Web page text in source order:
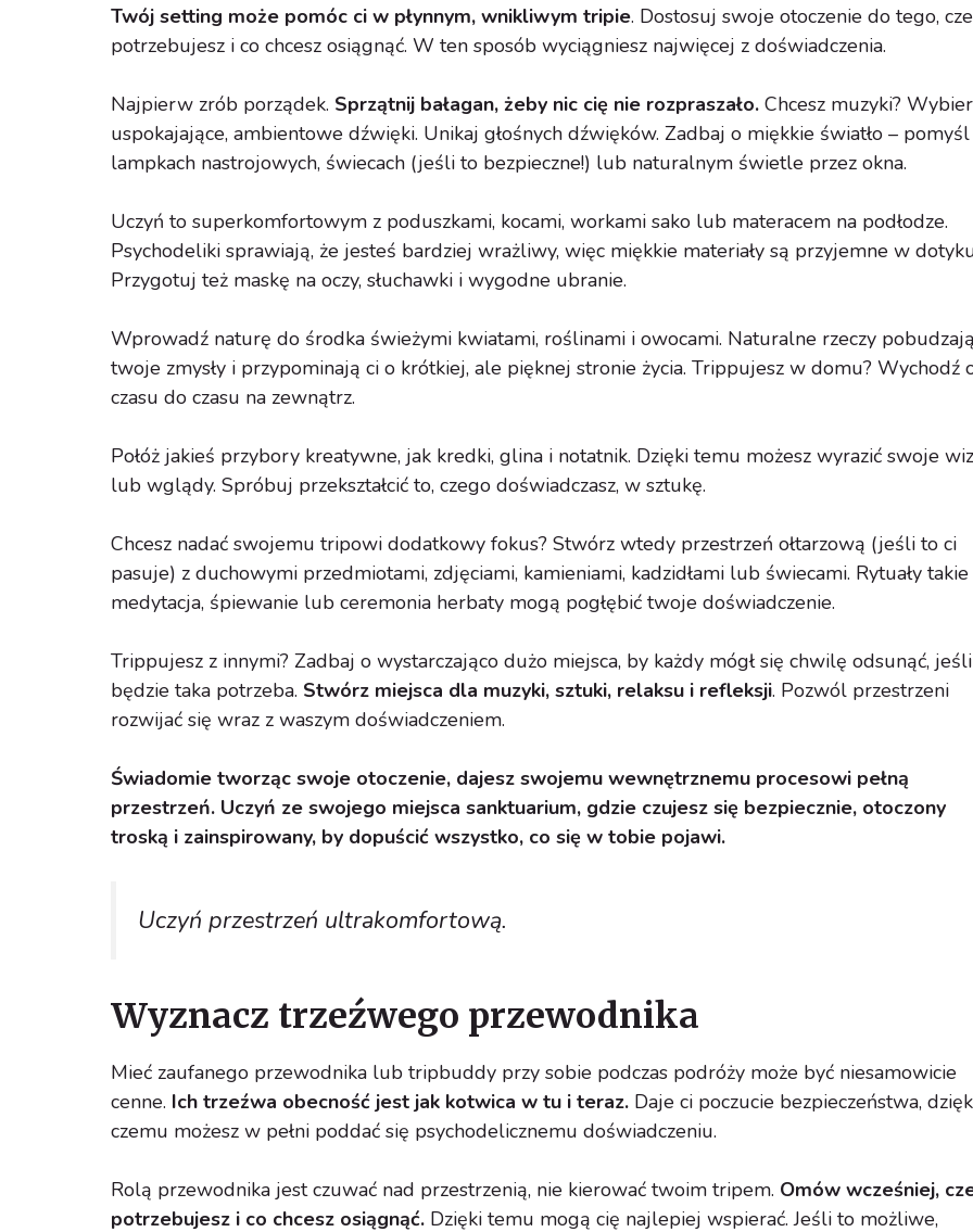
Twój setting może pomóc ci w płynnym, wnikliwym tripie. Dostosuj swoje otoczenie do tego,
potrzebujesz i co chcesz osiągnąć. W ten sposób wyciągniesz najwięcej z doświadczenia.
Najpierw zrób porządek. Sprzątnij bałagan, żeby nic cię nie rozpraszało. Chcesz muzyki?
uspokajające, ambientowe dźwięki. Unikaj głośnych dźwięków. Zadbaj o miękkie światło –
lampkach nastrojowych, świecach (jeśli to bezpieczne!) lub naturalnym świetle przez okna.
Uczyń to superkomfortowym z poduszkami, kocami, workami sako lub materacem na podłodze.
Psychodeliki sprawiają, że jesteś bardziej wrażliwy, więc miękkie materiały są przyjemne w
Przygotuj też maskę na oczy, słuchawki i wygodne ubranie.
Wprowadź naturę do środka świeżymi kwiatami, roślinami i owocami. Naturalne rzeczy
twoje zmysły i przypominają ci o krótkiej, ale pięknej stronie życia. Trippujesz w domu? Wychodź
czasu do czasu na zewnątrz.
Połóż jakieś przybory kreatywne, jak kredki, glina i notatnik. Dzięki temu możesz wyrazić swoje
lub wglądy. Spróbuj przekształcić to, czego doświadczasz, w sztukę.
Chcesz nadać swojemu tripowi dodatkowy fokus? Stwórz wtedy przestrzeń ołtarzową (jeśli to ci
pasuje) z duchowymi przedmiotami, zdjęciami, kamieniami, kadzidłami lub świecami. Rytuały
medytacja, śpiewanie lub ceremonia herbaty mogą pogłębić twoje doświadczenie.
Trippujesz z innymi? Zadbaj o wystarczająco dużo miejsca, by każdy mógł się chwilę odsunąć, jeśli
będzie taka potrzeba. Stwórz miejsca dla muzyki, sztuki, relaksu i refleksji. Pozwól przestrzeni
rozwijać się wraz z waszym doświadczeniem.
Świadomie tworząc swoje otoczenie, dajesz swojemu wewnętrznemu procesowi pełną
przestrzeń. Uczyń ze swojego miejsca sanktuarium, gdzie czujesz się bezpiecznie, otoczony
troską i zainspirowany, by dopuścić wszystko, co się w tobie pojawi.
Uczyń przestrzeń ultrakomfortową.
Wyznacz trzeźwego przewodnika
Mieć zaufanego przewodnika lub tripbuddy przy sobie podczas podróży może być niesamowicie
cenne. Ich trzeźwa obecność jest jak kotwica w tu i teraz. Daje ci poczucie bezpieczeństwa,
czemu możesz w pełni poddać się psychodelicznemu doświadczeniu.
Rolą przewodnika jest czuwać nad przestrzenią, nie kierować twoim tripem. Omów wcześniej,
potrzebujesz i co chcesz osiągnąć. Dzięki temu mogą cię najlepiej wspierać. Jeśli to możliwe,